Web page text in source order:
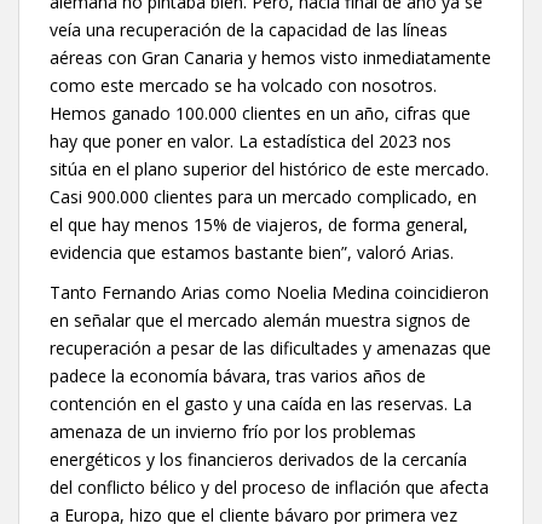
veía una recuperación de la capacidad de las líneas
aéreas con Gran Canaria y hemos visto inmediatamente
como este mercado se ha volcado con nosotros.
Hemos ganado 100.000 clientes en un año, cifras que
hay que poner en valor. La estadística del 2023 nos
sitúa en el plano superior del histórico de este mercado.
Casi 900.000 clientes para un mercado complicado, en
el que hay menos 15% de viajeros, de forma general,
evidencia que estamos bastante bien”, valoró Arias.
Tanto Fernando Arias como Noelia Medina coincidieron
en señalar que el mercado alemán muestra signos de
recuperación a pesar de las dificultades y amenazas que
padece la economía bávara, tras varios años de
contención en el gasto y una caída en las reservas. La
amenaza de un invierno frío por los problemas
energéticos y los financieros derivados de la cercanía
del conflicto bélico y del proceso de inflación que afecta
a Europa, hizo que el cliente bávaro por primera vez